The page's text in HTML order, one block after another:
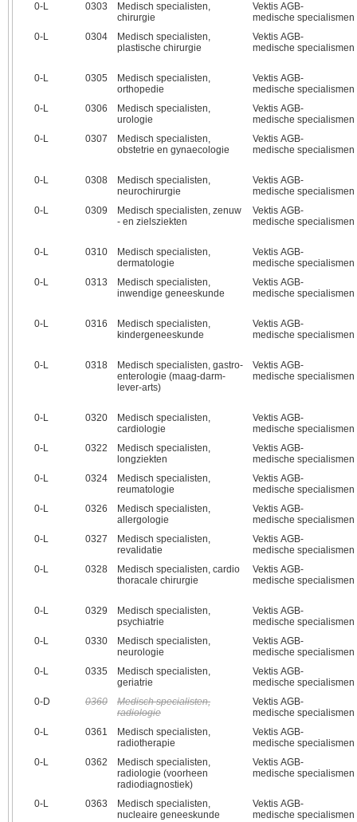
0‑L 0303
Medisch specialisten,
chirurgie
Vektis AGB-
medische specialismen
0‑L
0304
Medisch specialisten,
plastische chirurgie
Vektis AGB-
medische specialismen
0‑L 0305
Medisch specialisten,
orthopedie
Vektis AGB-
medische specialismen
0‑L
0306
Medisch specialisten,
urologie
Vektis AGB-
medische specialismen
0‑L
0307
Medisch specialisten,
obstetrie en gynaecologie
Vektis AGB-
medische specialismen
0‑L 0308
Medisch specialisten,
neurochirurgie
Vektis AGB-
medische specialismen
0‑L
0309
Medisch specialisten, zenuw
- en zielsziekten
Vektis AGB-
medische specialismen
0‑L 0310
Medisch specialisten,
dermatologie
Vektis AGB-
medische specialismen
0‑L
0313
Medisch specialisten,
inwendige geneeskunde
Vektis AGB-
medische specialismen
0‑L 0316
Medisch specialisten,
kindergeneeskunde
Vektis AGB-
medische specialismen
0‑L 0318
Medisch specialisten, gastro-
enterologie (maag-darm-
lever-arts)
Vektis AGB-
medische specialismen
0‑L 0320
Medisch specialisten,
cardiologie
Vektis AGB-
medische specialismen
0‑L
0322
Medisch specialisten,
longziekten
Vektis AGB-
medische specialismen
0‑L
0324
Medisch specialisten,
reumatologie
Vektis AGB-
medische specialismen
0‑L
0326
Medisch specialisten,
allergologie
Vektis AGB-
medische specialismen
0‑L
0327
Medisch specialisten,
revalidatie
Vektis AGB-
medische specialismen
0‑L
0328
Medisch specialisten, cardio
thoracale chirurgie
Vektis AGB-
medische specialismen
0‑L 0329
Medisch specialisten,
psychiatrie
Vektis AGB-
medische specialismen
0‑L
0330
Medisch specialisten,
neurologie
Vektis AGB-
medische specialismen
0‑L
0335
Medisch specialisten,
geriatrie
Vektis AGB-
medische specialismen
0‑D
0360
Medisch specialisten,
radiologie
Vektis AGB-
medische specialismen
0‑L
0361
Medisch specialisten,
radiotherapie
Vektis AGB-
medische specialismen
0‑L
0362
Medisch specialisten,
radiologie (voorheen
radiodiagnostiek)
Vektis AGB-
medische specialismen
0‑L 0363
Medisch specialisten,
nucleaire geneeskunde
Vektis AGB-
medische specialismen